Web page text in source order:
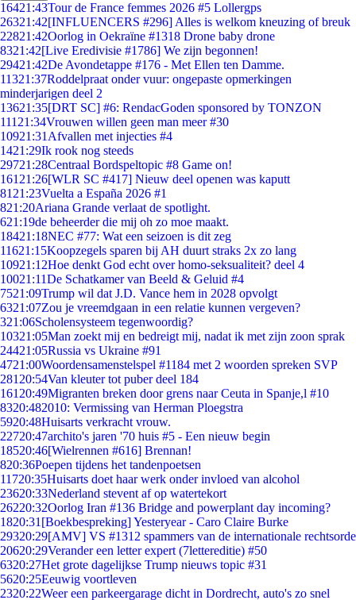
16421:43Tour de France femmes 2026 #5 Lollergps
26321:42[INFLUENCERS #296] Alles is welkom kneuzing of breuk
22821:42Oorlog in Oekraïne #1318 Drone baby drone
8321:42[Live Eredivisie #1786] We zijn begonnen!
29421:42De Avondetappe #176 - Met Ellen ten Damme.
11321:37Roddelpraat onder vuur: ongepaste opmerkingen
minderjarigen deel 2
13621:35[DRT SC] #6: RendacGoden sponsored by TONZON
111 21:34Vrouwen willen geen man meer #30
10921:31 Afvallen met injecties #4
1421:29Ik rook nog steeds
29721:28Centraal Bordspeltopic #8 Game on!
161 21:26[WLR SC #417] Nieuw deel openen was kaputt
81 21:23Vuelta a España 2026 #1
821:20Ariana Grande verlaat de spotlight.
621:19de beheerder die mij oh zo moe maakt.
18421:18NEC #77: Wat een seizoen is dit zeg
11621:15Koopzegels sparen bij AH duurt straks 2x zo lang
10921:12Hoe denkt God echt over homo-seksualiteit? deel 4
10021:11De Schatkamer van Beeld & Geluid #4
7521:09Trump wil dat J.D. Vance hem in 2028 opvolgt
6321:07Zou je vreemdgaan in een relatie kunnen vergeven?
321:06Scholensysteem tegenwoordig?
10321:05Man zoekt mij en bedreigt mij, nadat ik met zijn zoon sprak
24421:05Russia vs Ukraine #91
4721:00Woordensamenstelspel #1184 met 2 woorden spreken SVP
281 20:54Van kleuter tot puber deel 184
161 20:49Migranten breken door grens naar Ceuta in Spanje,l #10
8320:482010: Vermissing van Herman Ploegstra
5920:48Huisarts verkracht vrouw.
22720:47archito's jaren '70 huis #5 - Een nieuw begin
18520:46[Wielrennen #616] Brennan!
820:36Poepen tijdens het tandenpoetsen
11720:35Huisarts doet haar werk onder invloed van alcohol
23620:33Nederland stevent af op watertekort
26220:32Oorlog Iran #136 Bridge and powerplant day incoming?
1820:31 [Boekbespreking] Yesteryear - Caro Claire Burke
29320:29[AMV] VS #1312 spammers van de internationale rechtsorde
20620:29Verander een letter expert (7lettereditie) #50
6320:27Het grote dagelijkse Trump nieuws topic #31
5620:25Eeuwig voortleven
2320:22Weer een parkeergarage dicht in Dordrecht, auto's zo snel